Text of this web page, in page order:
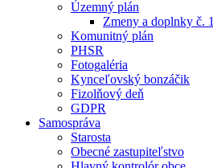
Územný plán
Zmeny a doplnky č. 1
Komunitný plán
PHSR
Fotogaléria
Kynceľovský bonzáčik
Fizolňový deň
GDPR
Samospráva
Starosta
Obecné zastupiteľstvo